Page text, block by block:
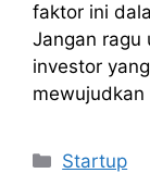
faktor ini
Jangan ragu
investor
Kategori
Startup